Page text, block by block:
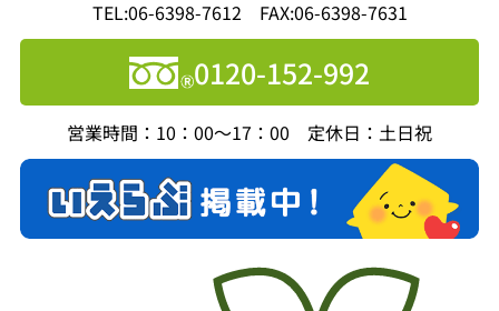
TEL:06-6398-7612 FAX:06-6398-7631
0120-152-992
営業時間：10：00～17：00 定休日：土日祝